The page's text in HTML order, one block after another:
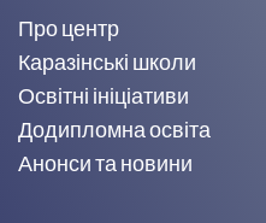
Про центр
Каразінські школи
Освітні ініціативи
Додипломна освіта
Анонси та новини